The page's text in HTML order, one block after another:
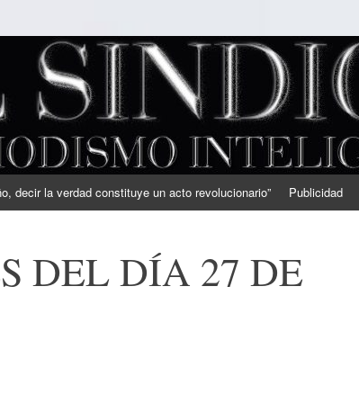
decir la verdad constituye un acto revolucionario” Publicidad
DEL DÍA 27 DE